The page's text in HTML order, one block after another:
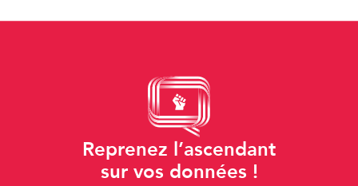
Reprenez l’ascendant
sur vos données !